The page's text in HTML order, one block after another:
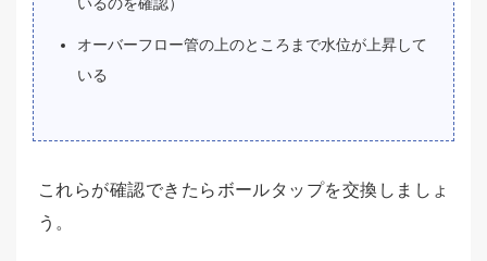
オーバーフロー管の上のところまで水位が上昇して
いる
これらが確認できたらボールタップを交換しましょ
う。